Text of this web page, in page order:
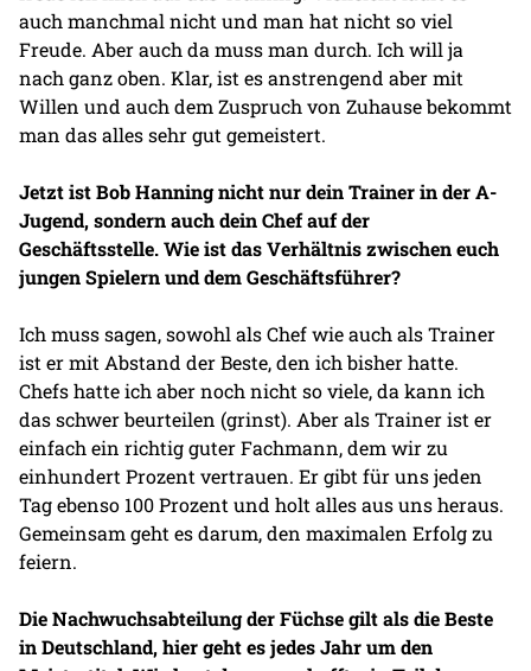
auch manchmal nicht und man hat nicht so viel
Freude. Aber auch da muss man durch. Ich will ja
nach ganz oben. Klar, ist es anstrengend aber mit
Willen und auch dem Zuspruch von Zuhause bekommt
man das alles sehr gut gemeistert.
Jetzt ist Bob Hanning nicht nur dein Trainer in der A-
Jugend, sondern auch dein Chef auf der
Geschäftsstelle. Wie ist das Verhältnis zwischen euch
jungen Spielern und dem Geschäftsführer?
Ich muss sagen, sowohl als Chef wie auch als Trainer
ist er mit Abstand der Beste, den ich bisher hatte.
Chefs hatte ich aber noch nicht so viele, da kann ich
das schwer beurteilen (grinst). Aber als Trainer ist er
einfach ein richtig guter Fachmann, dem wir zu
einhundert Prozent vertrauen. Er gibt für uns jeden
Tag ebenso 100 Prozent und holt alles aus uns heraus.
Gemeinsam geht es darum, den maximalen Erfolg zu
feiern.
Die Nachwuchsabteilung der Füchse gilt als die Beste
in Deutschland, hier geht es jedes Jahr um den